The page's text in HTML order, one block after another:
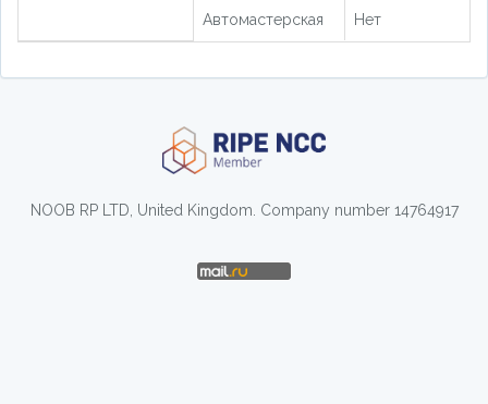
Автомастерская Нет
NOOB RP LTD, United Kingdom. Company number 14764917